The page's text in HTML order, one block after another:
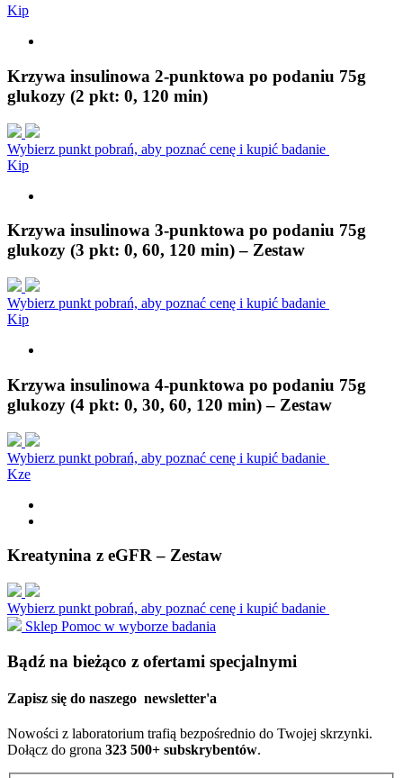
Kip
Krzywa insulinowa 2-punktowa po podaniu 75g
glukozy (2 pkt: 0, 120 min)
Wybierz punkt pobrań, aby poznać cenę i kupić badanie
Kip
Krzywa insulinowa 3-punktowa po podaniu 75g
glukozy (3 pkt: 0, 60, 120 min) – Zestaw
Wybierz punkt pobrań, aby poznać cenę i kupić badanie
Kip
Krzywa insulinowa 4-punktowa po podaniu 75g
glukozy (4 pkt: 0, 30, 60, 120 min) – Zestaw
Wybierz punkt pobrań, aby poznać cenę i kupić badanie
Kze
Kreatynina z eGFR – Zestaw
Wybierz punkt pobrań, aby poznać cenę i kupić badanie
Sklep Pomoc w wyborze badania
Bądź na bieżąco z ofertami specjalnymi
Zapisz się do naszego newsletter'a
Nowości z laboratorium trafią bezpośrednio do Twojej skrzynki.
Dołącz do grona 323 500+ subskrybentów.